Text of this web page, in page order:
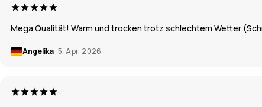
Mega Qualität! Warm und trocken trotz schlechtem Wetter
Angelika 5. Apr. 2026